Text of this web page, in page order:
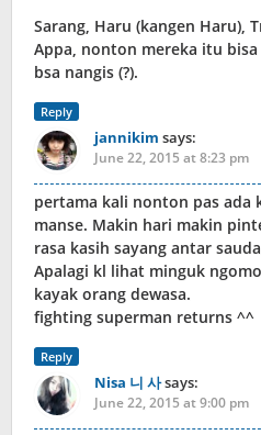
Sarang, Haru (kangen Haru),
Appa, nonton mereka itu
bsa nangis (?).
Reply
jannikim says:
June 22, 2015 at 8:23 pm
pertama kali nonton pas ada
manse. Makin hari makin
rasa kasih sayang antar
Apalagi kl lihat minguk
kayak orang dewasa.
fighting superman returns ^^
Reply
Nisa 니 사says:
June 22, 2015 at 9:00 pm